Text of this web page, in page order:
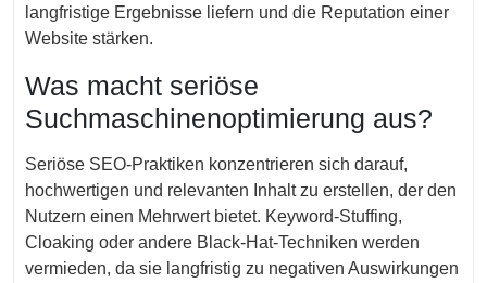
langfristige Ergebnisse liefern und die Reputation einer
Website stärken.
Was macht seriöse
Suchmaschinenoptimierung aus?
Seriöse SEO-Praktiken konzentrieren sich darauf,
hochwertigen und relevanten Inhalt zu erstellen, der den
Nutzern einen Mehrwert bietet. Keyword-Stuffing,
Cloaking oder andere Black-Hat-Techniken werden
vermieden, da sie langfristig zu negativen Auswirkungen